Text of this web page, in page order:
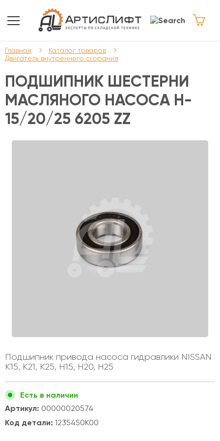
Главная
Каталог товаров
Двигатель внутреннего сгорания
ПОДШИПНИК ШЕСТЕРНИ
МАСЛЯНОГО НАСОСА H-
15/20/25 6205 ZZ
Подшипник привода насоса гидравлики NISSAN
K15, K21, K25, H15, H20, H25
Есть в наличии
Артикул: 00000020574
Код детали: 1235450K00